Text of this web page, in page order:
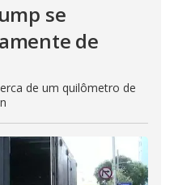
se
de
de um quilômetro de